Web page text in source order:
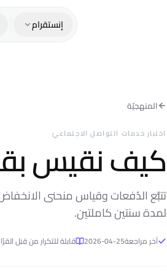
إنستقرام
المنهجيّة
اختبار خدمات التواصل الاجتماعيّ
كيف نقيس
تتبُّع الدُفعات وقياس منحنى
لمدة سنتين كاملتين.
آخر مراجعة2026-04-25 قابلة للتكرار من قِبَل